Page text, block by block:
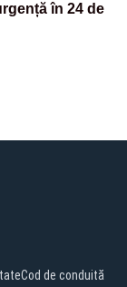
în 24 de
Cod de conduită